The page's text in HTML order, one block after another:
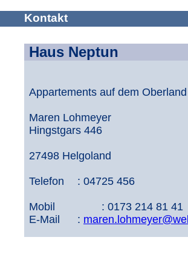
Kontakt
Haus Neptun
Appartements auf dem Oberland
Maren Lohmeyer
Hingstgars 446
27498 Helgoland
Telefon	: 04725 456
Mobil		: 0173 214 81 41
E-Mail	: